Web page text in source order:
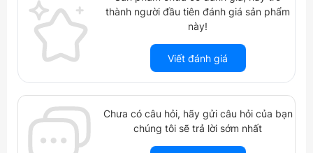
thành người đầu tiên đánh giá sản phẩm
này!
Viết đánh giá
Chưa có câu hỏi, hãy gửi câu hỏi của bạn
chúng tôi sẽ trả lời sớm nhất